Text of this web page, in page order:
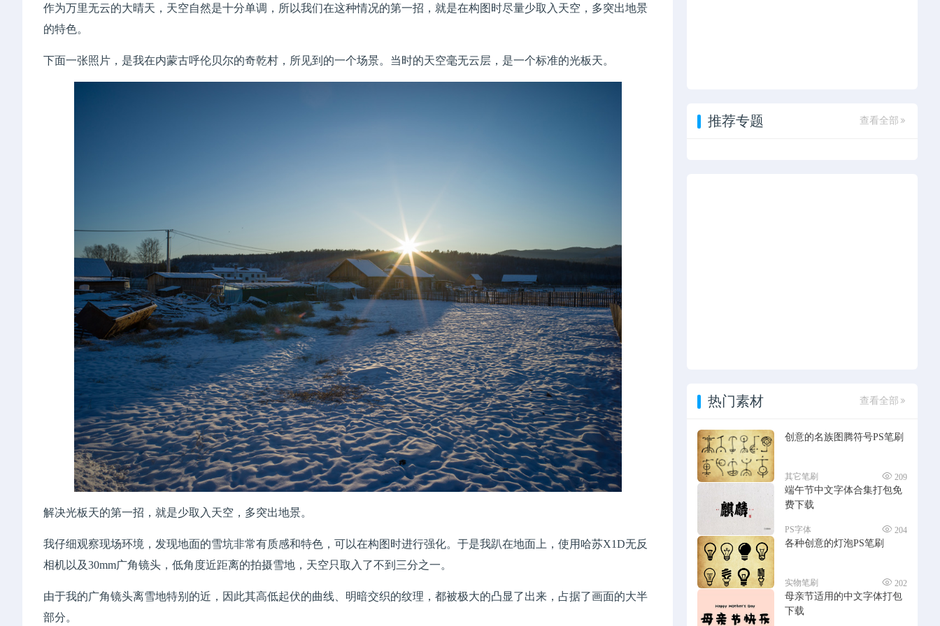
作为万里无云的大晴天，天空自然是十分单调，所以我们在这种情况的第一招，就是在构图时尽量少取入天空，多突出地景
的特色。
下面一张照片，是我在内蒙古呼伦贝尔的奇乾村，所见到的一个场景。当时的天空毫无云层，是一个标准的光板天。
解决光板天的第一招，就是少取入天空，多突出地景。
我仔细观察现场环境，发现地面的雪坑非常有质感和特色，可以在构图时进行强化。于是我趴在地面上，使用哈苏X1D无反
相机以及30mm广角镜头，低角度近距离的拍摄雪地，天空只取入了不到三分之一。
由于我的广角镜头离雪地特别的近，因此其高低起伏的曲线、明暗交织的纹理，都被极大的凸显了出来，占据了画面的大半
部分。
推荐专题 查看全部
热门素材 查看全部
创意的名族图腾符号PS笔刷
其它笔刷 209
端午节中文字体合集打包免
费下载
PS字体 204
各种创意的灯泡PS笔刷
实物笔刷 202
母亲节适用的中文字体打包
下载